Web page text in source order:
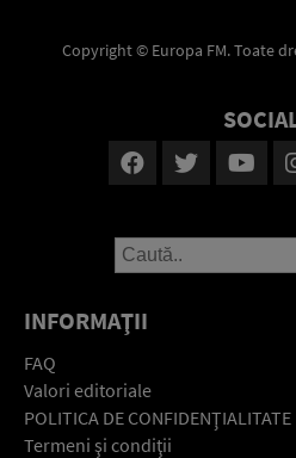
Copyright © Europa FM. Toate
INFORMAŢII
FAQ
Valori editoriale
POLITICA DE CONFIDENŢIALITATE
Termeni şi condiţii